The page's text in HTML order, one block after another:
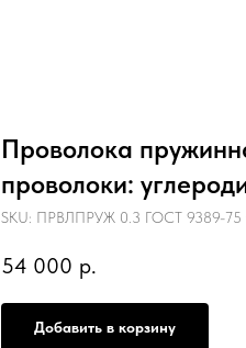
Проволока
проволоки:
SKU: ПРВЛПРУЖ 0.3 ГОСТ 9389-75
54 000 р.
Добавить в корзину